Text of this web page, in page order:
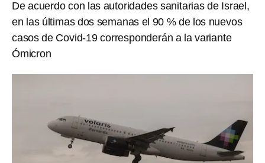
De acuerdo con las autoridades sanitarias de Israel,
en las últimas dos semanas el 90 % de los nuevos
casos de Covid-19 corresponderán a la variante
Ómicron